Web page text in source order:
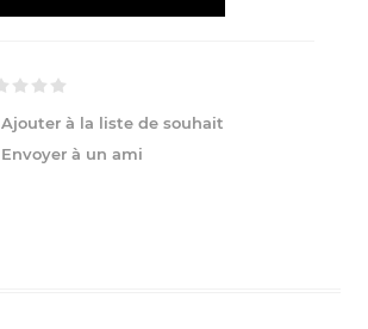
Ajouter à la liste de souhait
Envoyer à un ami